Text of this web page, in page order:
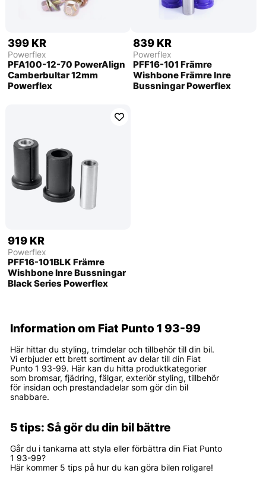
399 KR
Powerflex
PFA100-12-70 PowerAlign
Camberbultar 12mm
Powerflex
839 KR
Powerflex
PFF16-101 Främre
Wishbone Främre Inre
Bussningar Powerflex
919 KR
Powerflex
PFF16-101BLK Främre
Wishbone Inre Bussningar
Black Series Powerflex
Information om Fiat Punto 1 93-99
Här hittar du styling, trimdelar och tillbehör till din bil.
Vi erbjuder ett brett sortiment av delar till din Fiat
Punto 1 93-99. Här kan du hitta produktkategorier
som bromsar, fjädring, fälgar, exteriör styling, tillbehör
för insidan och prestandadelar som gör din bil
snabbare.
5 tips: Så gör du din bil bättre
Går du i tankarna att styla eller förbättra din Fiat Punto
1 93-99?
Här kommer 5 tips på hur du kan göra bilen roligare!